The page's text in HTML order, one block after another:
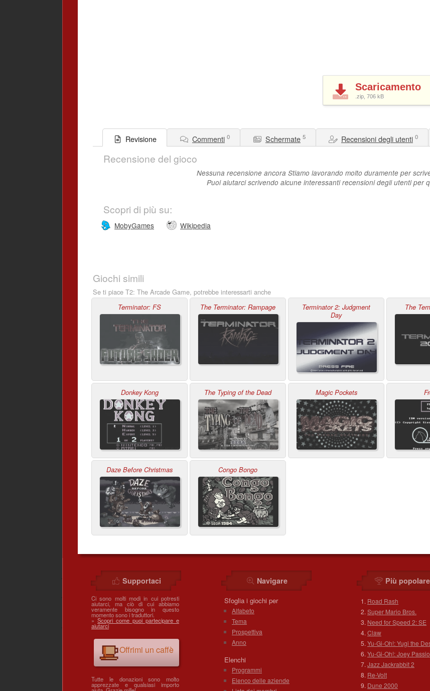
Scaricamento
.zip, 706 kB
Revisione Commenti 0 Schermate 5 Recensioni degli utenti 0
Recensione del gioco
Nessuna recensione ancora Stiamo lavorando molto duramente per
Puoi aiutarci scrivendo alcune interessanti recensioni degli utenti per
Scopri di più su:
MobyGames Wikipedia
Giochi simili
Se ti piace T2: The Arcade Game, potrebbe interessarti anche
Terminator: FS The Terminator: Rampage
Terminator 2: Judgment
Day
The
Donkey Kong The Typing of the Dead Magic Pockets
Daze Before Christmas Congo Bongo
Supportaci
Ci sono molti modi in cui potresti
aiutarci, ma ciò di cui abbiamo
veramente bisogno in questo
momento sono i traduttori.
» Scopri come puoi partecipare e
aiutarci
Offrimi un caffè
Tutte le donazioni sono molto
apprezzate e qualsiasi importo
Navigare
Sfoglia i giochi per
Alfabeto
Tema
Prospettiva
Anno
Elenchi
Programmi
Elenco delle aziende
Più popolare
Road Rash
Super Mario Bros.
Need for Speed 2: SE
Claw
Yu-Gi-Oh!: Yugi the
Yu-Gi-Oh!: Joey
Jazz Jackrabbit 2
Re-Volt
Dune 2000